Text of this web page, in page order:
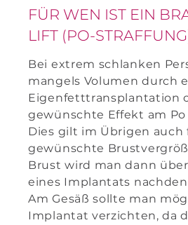
FÜR WEN IST EIN
LIFT (PO-
Bei extrem schlanken
mangels Volumen durch
Eigenfetttransplantation
gewünschte Effekt am
Dies gilt im Übrigen auch
gewünschte
Brust wird man dann
eines Implantats
Am Gesäß sollte man
Implantat verzichten, da